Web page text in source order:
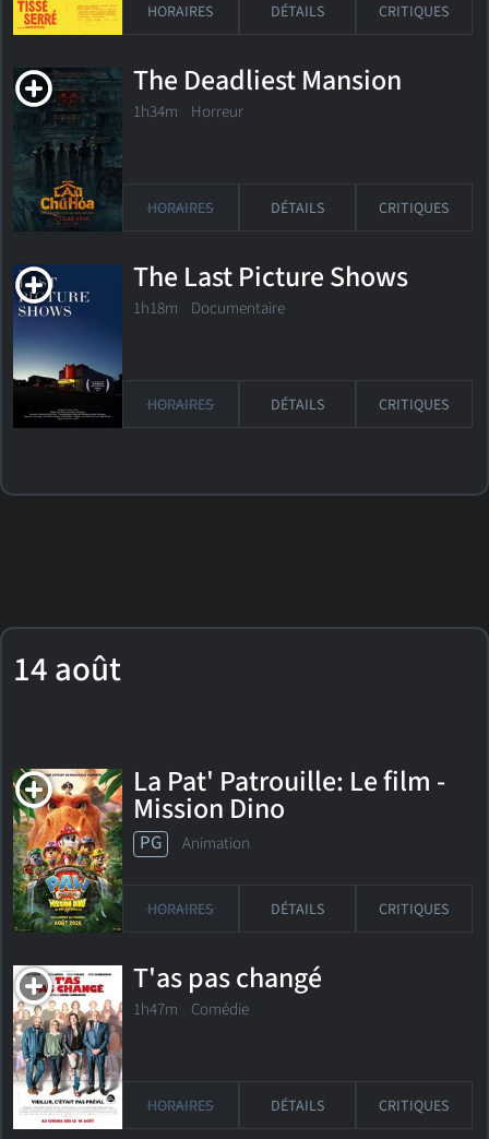
HORAIRES DÉTAILS CRITIQUES
The Deadliest Mansion
1h34m Horreur
HORAIRES DÉTAILS CRITIQUES
The Last Picture Shows
1h18m Documentaire
HORAIRES DÉTAILS CRITIQUES
14 août
La Pat' Patrouille: Le film -
Mission Dino
PG Animation
HORAIRES DÉTAILS CRITIQUES
T'as pas changé
1h47m Comédie
HORAIRES DÉTAILS CRITIQUES